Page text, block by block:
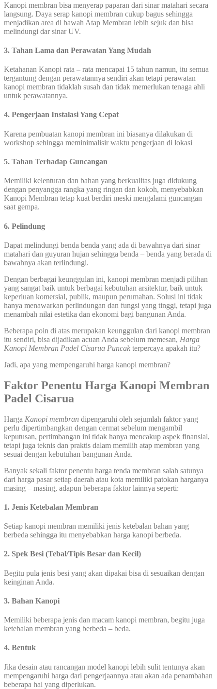
Kanopi membran bisa menyerap paparan dari sinar matahari secara
langsung. Daya serap kanopi membran cukup bagus sehingga
menjadikan area di bawah Atap Membran lebih sejuk dan bisa
melindungi dar sinar UV.
3. Tahan Lama dan Perawatan Yang Mudah
Ketahanan Kanopi rata – rata mencapai 15 tahun namun, itu semua
tergantung dengan perawatannya sendiri akan tetapi perawatan
kanopi membran tidaklah susah dan tidak memerlukan tenaga ahli
untuk perawatannya.
4. Pengerjaan Instalasi Yang Cepat
Karena pembuatan kanopi membran ini biasanya dilakukan di
workshop sehingga meminimalisir waktu pengerjaan di lokasi
5. Tahan Terhadap Guncangan
Memiliki kelenturan dan bahan yang berkualitas juga didukung
dengan penyangga rangka yang ringan dan kokoh, menyebabkan
Kanopi Membran tetap kuat berdiri meski mengalami guncangan
saat gempa.
6. Pelindung
Dapat melindungi benda benda yang ada di bawahnya dari sinar
matahari dan guyuran hujan sehingga benda – benda yang berada di
bawahnya akan terlindungi.
Dengan berbagai keunggulan ini, kanopi membran menjadi pilihan
yang sangat baik untuk berbagai kebutuhan arsitektur, baik untuk
keperluan komersial, publik, maupun perumahan. Solusi ini tidak
hanya menawarkan perlindungan dan fungsi yang tinggi, tetapi juga
menambah nilai estetika dan ekonomi bagi bangunan Anda.
Beberapa poin di atas merupakan keunggulan dari kanopi membran
itu sendiri, bisa dijadikan acuan Anda sebelum memesan, Harga
Kanopi Membran Padel Cisarua Puncak terpercaya apakah itu?
Jadi, apa yang mempengaruhi harga kanopi membran?
Faktor Penentu Harga Kanopi Membran
Padel Cisarua
Harga Kanopi membran dipengaruhi oleh sejumlah faktor yang
perlu dipertimbangkan dengan cermat sebelum mengambil
keputusan, pertimbangan ini tidak hanya mencakup aspek finansial,
tetapi juga teknis dan praktis dalam memilih atap membran yang
sesuai dengan kebutuhan bangunan Anda.
Banyak sekali faktor penentu harga tenda membran salah satunya
dari harga pasar setiap daerah atau kota memiliki patokan harganya
masing – masing, adapun beberapa faktor lainnya seperti:
1. Jenis Ketebalan Membran
Setiap kanopi membran memiliki jenis ketebalan bahan yang
berbeda sehingga itu menyebabkan harga kanopi berbeda.
2. Spek Besi (Tebal/Tipis Besar dan Kecil)
Begitu pula jenis besi yang akan dipakai bisa di sesuaikan dengan
keinginan Anda.
3. Bahan Kanopi
Memiliki beberapa jenis dan macam kanopi membran, begitu juga
ketebalan membran yang berbeda – beda.
4. Bentuk
Jika desain atau rancangan model kanopi lebih sulit tentunya akan
mempengaruhi harga dari pengerjaannya atau akan ada penambahan
beberapa hal yang diperlukan.